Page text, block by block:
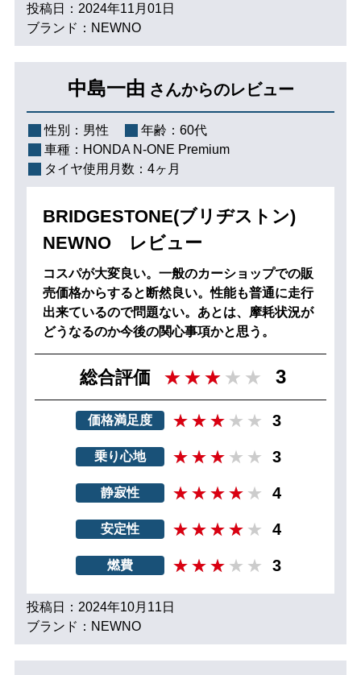
投稿日：2024年11月01日
ブランド：NEWNO
中島一由 さんからのレビュー
性別： 男性 年齢： 60代
車種： HONDA N-ONE Premium
タイヤ使用月数： 4ヶ月
BRIDGESTONE(ブリヂストン)
NEWNO レビュー
コスパが大変良い。一般のカーショップでの販
売価格からすると断然良い。性能も普通に走行
出来ているので問題ない。あとは、摩耗状況が
どうなるのか今後の関心事項かと思う。
総合評価 3
価格満足度 3
乗り心地 3
静寂性 4
安定性 4
燃費 3
投稿日：2024年10月11日
ブランド：NEWNO